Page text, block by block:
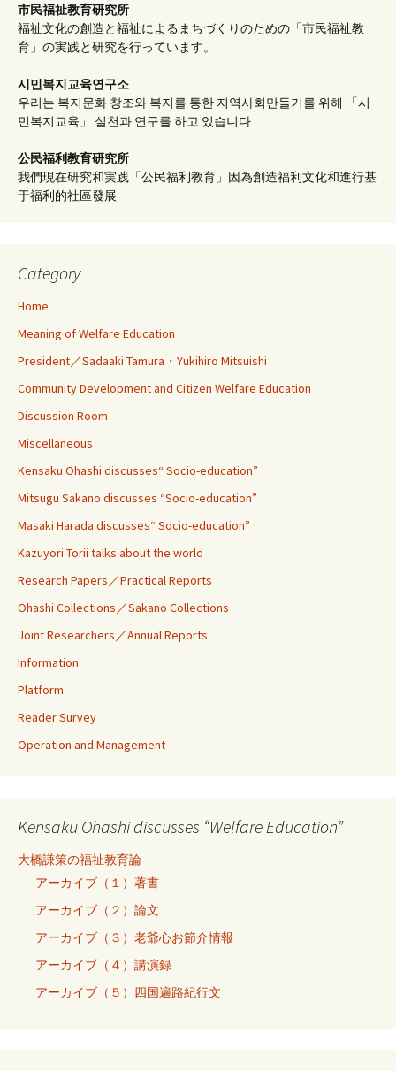
市民福祉教育研究所
福祉文化の創造と福祉によるまちづくりのための「市民福祉教
育」の実践と研究を行っています。
시민복지교육연구소
우리는 복지문화 창조와 복지를 통한 지역사회만들기를 위해 「시
민복지교육」 실천과 연구를 하고 있습니다
公民福利教育研究所
我們現在研究和実践「公民福利教育」因為創造福利文化和進行基
于福利的社區發展
Category
Home
Meaning of Welfare Education
President／Sadaaki Tamura・Yukihiro Mitsuishi
Community Development and Citizen Welfare Education
Discussion Room
Miscellaneous
Kensaku Ohashi discusses“ Socio-education”
Mitsugu Sakano discusses “Socio-education”
Masaki Harada discusses“ Socio-education”
Kazuyori Torii talks about the world
Research Papers／Practical Reports
Ohashi Collections／Sakano Collections
Joint Researchers／Annual Reports
Information
Platform
Reader Survey
Operation and Management
Kensaku Ohashi discusses “Welfare Education”
大橋謙策の福祉教育論
アーカイブ（１）著書
アーカイブ（２）論文
アーカイブ（３）老爺心お節介情報
アーカイブ（４）講演録
アーカイブ（５）四国遍路紀行文